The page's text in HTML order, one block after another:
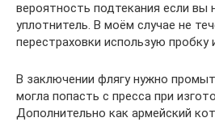
вероятность подтекания если вы
уплотнитель. В моём случае не
перестраховки использую пробку
В заключении флягу нужно
могла попасть с пресса при
Дополнительно как армейский